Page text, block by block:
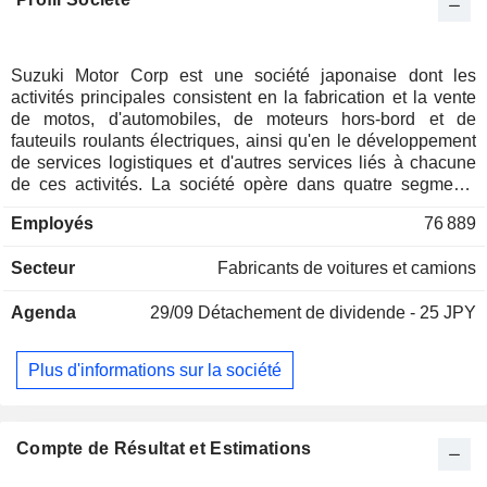
Suzuki Motor Corp est une société japonaise dont les
activités principales consistent en la fabrication et la vente
de motos, d'automobiles, de moteurs hors-bord et de
fauteuils roulants électriques, ainsi qu'en le développement
de services logistiques et d'autres services liés à chacune
de ces activités. La société opère dans quatre segments
consacre principalement à la fabrication et à la vente de
taille standard. Le segment des deux-roues est
et de buggies. Le segment des activités maritimes fabrique
Autres activités » regroupe les activités liées aux fauteuils
roulants électriques, à la production d'énergie solaire et à
Employés 76 889
Secteur Fabricants de voitures et camions
Agenda 29/09 Détachement de dividende - 25 JPY
Plus d'informations sur la société
Compte de Résultat et Estimations